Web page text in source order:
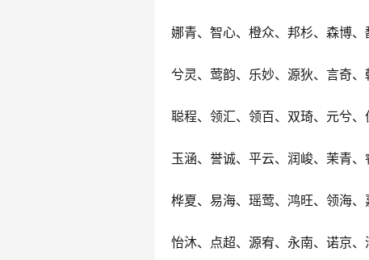
娜青、智心、橙众、邦杉、森博、
兮灵、莺韵、乐妙、源狄、言奇、
聪程、领汇、领百、双琦、元兮、
玉涵、誉诚、平云、润峻、茉青、
桦夏、易海、瑶莺、鸿旺、领海、
怡沐、点超、源宥、永南、诺京、